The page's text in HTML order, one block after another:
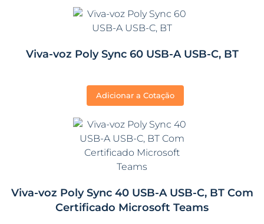
Viva-voz Poly Sync 60 USB-A USB-C, BT
Adicionar a Cotação
Viva-voz Poly Sync 40 USB-A USB-C, BT Com
Certificado Microsoft Teams